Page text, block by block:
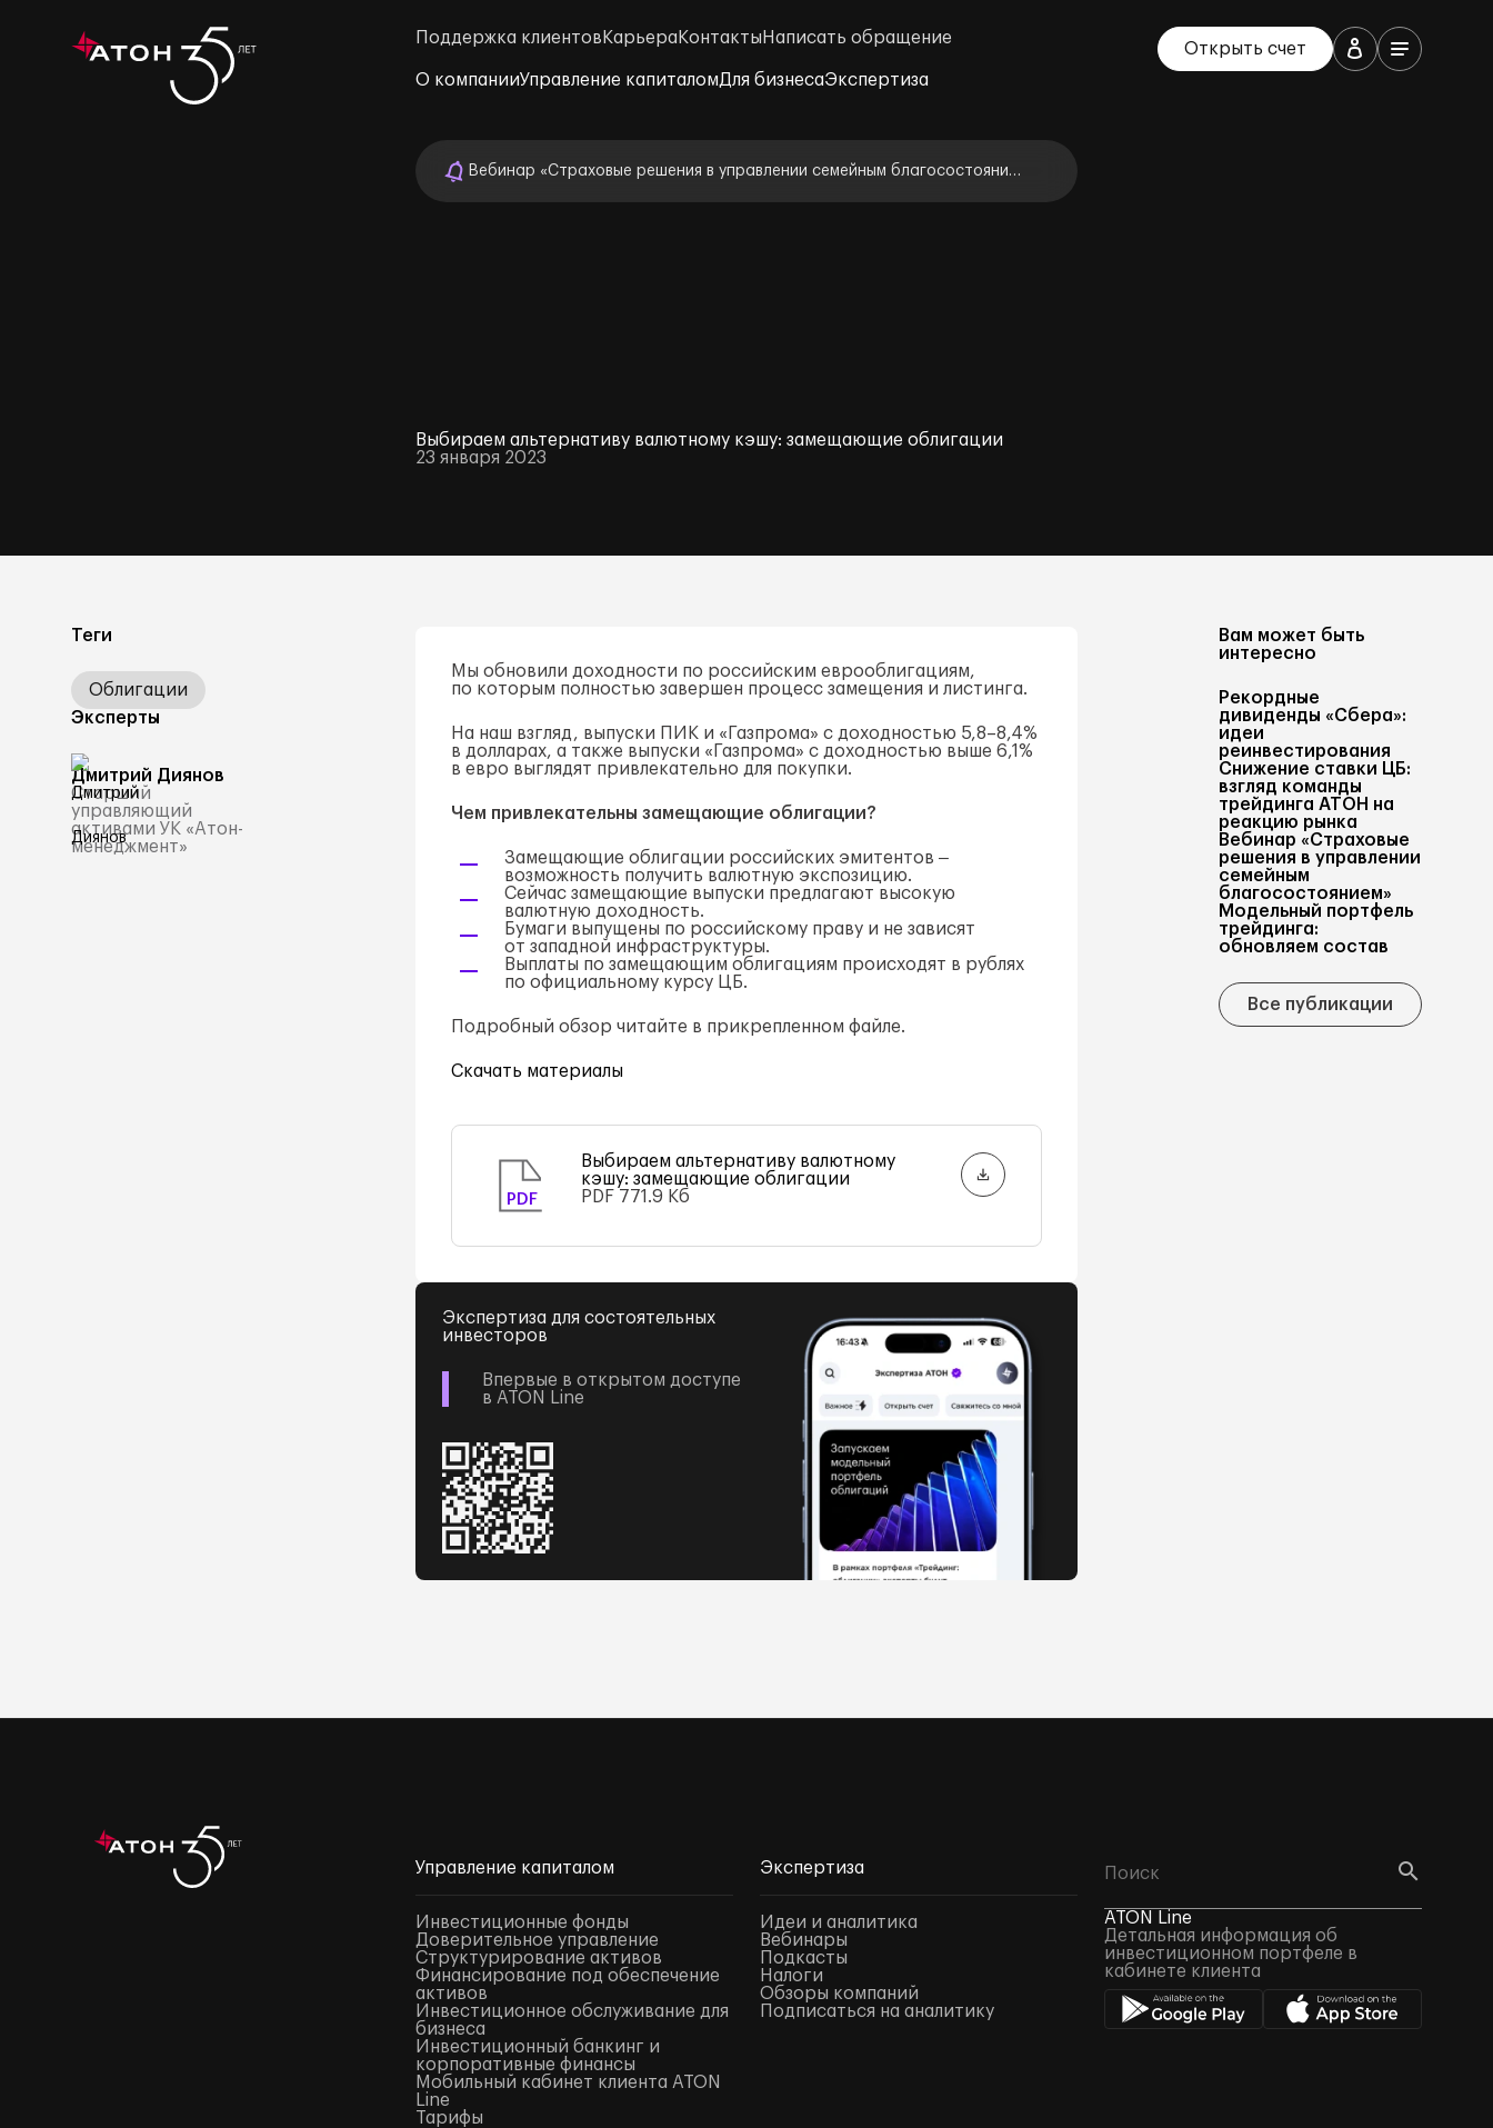
Поддержка клиентов Карьера Контакты Написать обращение
О компанииУправление капиталомДля бизнесаЭкспертиза
Открыть счет
Вебинар «Страховые решения в управлении семейным благосостояние
Выбираем альтернативу валютному кэшу: замещающие облигации
23 января 2023
Теги
Облигации
Эксперты
Дмитрий Диянов
Старший
управляющий
активами УК «Атон-
менеджмент»
Мы обновили доходности по российским еврооблигациям,
по которым полностью завершен процесс замещения и листинга.
На наш взгляд, выпуски ПИК и «Газпрома» с доходностью 5,8–8,4%
в долларах, а также выпуски «Газпрома» с доходностью выше 6,1%
в евро выглядят привлекательно для покупки.
Чем привлекательны замещающие облигации?
Замещающие облигации российских эмитентов ‒
возможность получить валютную экспозицию.
Сейчас замещающие выпуски предлагают высокую
валютную доходность.
Бумаги выпущены по российскому праву и не зависят
от западной инфраструктуры.
Выплаты по замещающим облигациям происходят в рублях
по официальному курсу ЦБ.
Подробный обзор читайте в прикрепленном файле.
Скачать материалы
PDF
Выбираем альтернативу валютному
кэшу: замещающие облигации
PDF 771.9 Кб
Экспертиза для состоятельных
инвесторов
Впервые в открытом доступе
в ATON Line
Вам может быть
интересно
Рекордные
дивиденды «Сбера»:
идеи
реинвестирования
Снижение ставки ЦБ:
взгляд команды
трейдинга АТОН на
реакцию рынка
Вебинар «Страховые
решения в управлении
семейным
благосостоянием»
Модельный портфель
трейдинга:
обновляем состав
Все публикации
Управление капиталом
Инвестиционные фонды
Доверительное управление
Структурирование активов
Финансирование под обеспечение
активов
Инвестиционное обслуживание для
бизнеса
Инвестиционный банкинг и
корпоративные финансы
Мобильный кабинет клиента ATON
Line
Тарифы
Экспертиза
Идеи и аналитика
Вебинары
Подкасты
Налоги
Обзоры компаний
Подписаться на аналитику
ATON Line
Детальная информация об
инвестиционном портфеле в
кабинете клиента